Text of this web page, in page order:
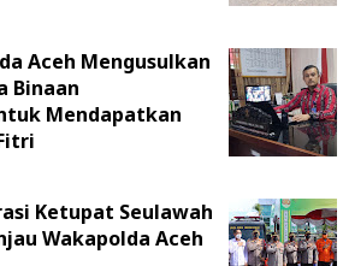
Aceh Mengusulkan
Binaan
Mendapatkan
Ketupat Seulawah
Wakapolda Aceh